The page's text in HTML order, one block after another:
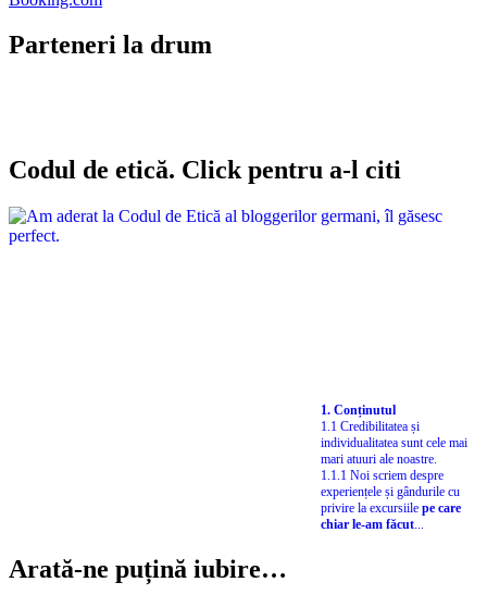
Codul de etică. Click pentru a-l citi
1. Conținutul
1.1 Credibilitatea și
individualitatea sunt cele mai
mari atuuri ale noastre.
1.1.1 Noi scriem despre
experiențele și gândurile cu
privire la excursiilepe care
Arată-ne puțină iubire…